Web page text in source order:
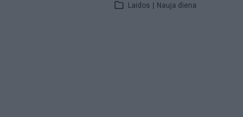
Laidos | Nauja diena